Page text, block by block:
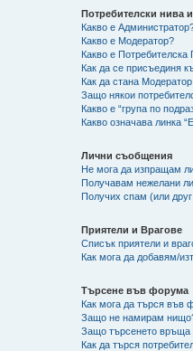
Потребителски нива
Какво е
Какво е Модератор?
Какво е Потребителска
Как да се присъединя
Как да стана
Защо някои
Какво е “група по
Какво означава линка
Лични съобщения
Не мога да изпращам
Получавам нежелани
Получих спам (или
Приятели и Врагове
Списък приятели и
Как мога да добавям/
Търсене във форума
Как мога да търся във
Защо не намирам
Защо търсенето връща
Как да търся